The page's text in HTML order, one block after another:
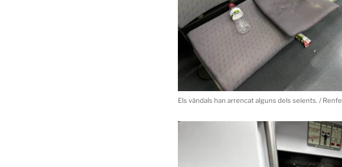
Els vàndals han arrencat alguns dels seients. / Renfe